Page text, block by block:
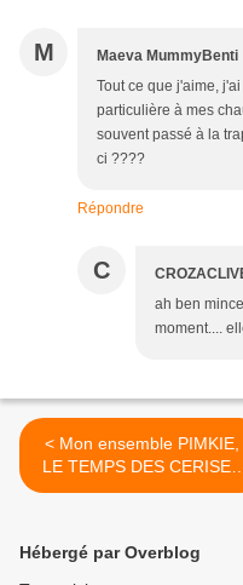
M Maeva MummyBenti
Tout ce que j'aime,
particulière à mes
souvent passé à la
ci ????
Répondre
C
ah ben
moment....
< Mon ensemble PIMKIE,
LE TEMPS DES CERISES
ET TITESCHAUSSETTES
Hébergé par Overblog